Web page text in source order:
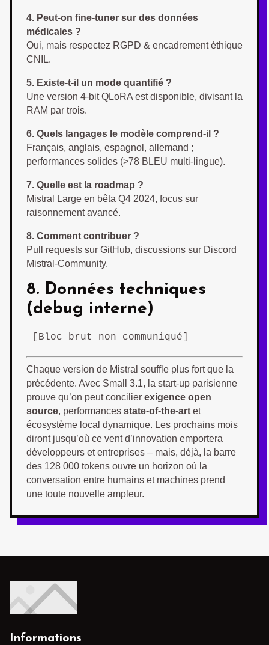
4. Peut-on fine-tuner sur des données
médicales ?
Oui, mais respectez RGPD & encadrement éthique
CNIL.
5. Existe-t-il un mode quantifié ?
Une version 4-bit QLoRA est disponible, divisant la
RAM par trois.
6. Quels langages le modèle comprend-il ?
Français, anglais, espagnol, allemand ;
performances solides (>78 BLEU multi-lingue).
7. Quelle est la roadmap ?
Mistral Large en bêta Q4 2024, focus sur
raisonnement avancé.
8. Comment contribuer ?
Pull requests sur GitHub, discussions sur Discord
Mistral-Community.
8. Données techniques
(debug interne)
[Bloc brut non communiqué]
Chaque version de Mistral souffle plus fort que la
précédente. Avec Small 3.1, la start-up parisienne
prouve qu’on peut concilier exigence open
source, performances state-of-the-art et
écosystème local dynamique. Les prochains mois
diront jusqu’où ce vent d’innovation emportera
développeurs et entreprises – mais, déjà, la barre
des 128 000 tokens ouvre un horizon où la
conversation entre humains et machines prend
une toute nouvelle ampleur.
Informations